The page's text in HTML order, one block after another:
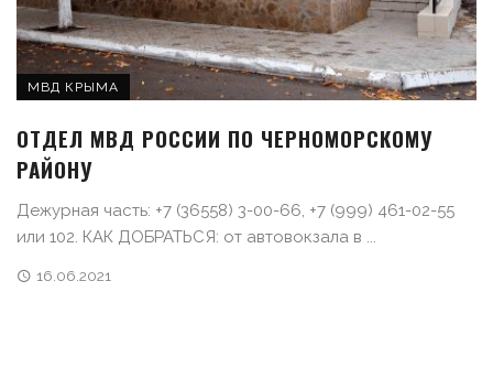
МВД КРЫМА
ОТДЕЛ МВД РОССИИ ПО ЧЕРНОМОРСКОМУ
РАЙОНУ
Дежурная часть: +7 (36558) 3-00-66, +7 (999) 461-02-55
или 102. КАК ДОБРАТЬСЯ: от автовокзала в ...
16.06.2021